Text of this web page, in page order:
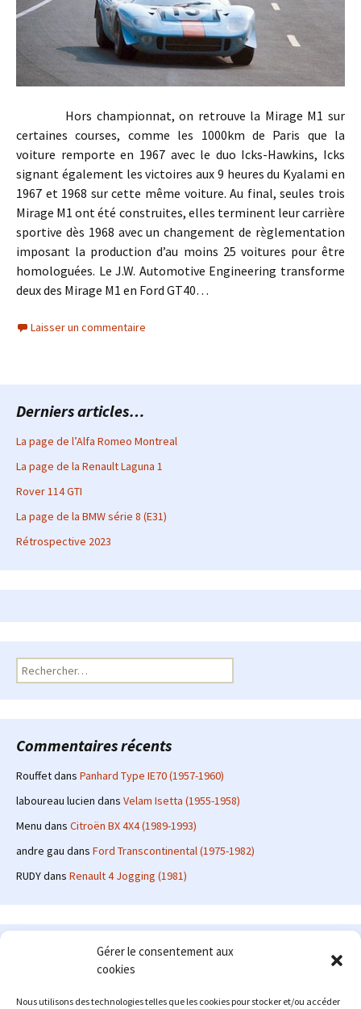
Gérer le consentement aux
cookies
Nous utilisons des technologies telles que les cookies pour stocker et/ou accéder
Hors championnat, on retrouve la Mirage M1 sur
certaines courses, comme les 1000km de Paris que la
voiture remporte en 1967 avec le duo Icks-Hawkins, Icks
signant également les victoires aux 9 heures du Kyalami en
1967 et 1968 sur cette même voiture. Au final, seules trois
Mirage M1 ont été construites, elles terminent leur carrière
sportive dès 1968 avec un changement de règlementation
imposant la production d’au moins 25 voitures pour être
homologuées. Le J.W. Automotive Engineering transforme
deux des Mirage M1 en Ford GT40…
Laisser un commentaire
Derniers articles…
La page de l’Alfa Romeo Montreal
La page de la Renault Laguna 1
Rover 114 GTI
La page de la BMW série 8 (E31)
Rétrospective 2023
Rechercher :
Commentaires récents
Rouffetdans Panhard Type IE70 (1957-1960)
laboureau lucien dans Velam Isetta (1955-1958)
Menu dans Citroën BX 4X4 (1989-1993)
andre gau dans Ford Transcontinental (1975-1982)
RUDYdans Renault 4 Jogging (1981)
Le site en quelques mots
: passionné d'automobile ancienne depuis de
nombreuses années, j'ai commencé à partager ma passion sur